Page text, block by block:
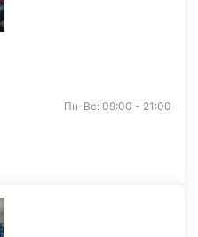
Пн-Вс: 09:00 - 21:00